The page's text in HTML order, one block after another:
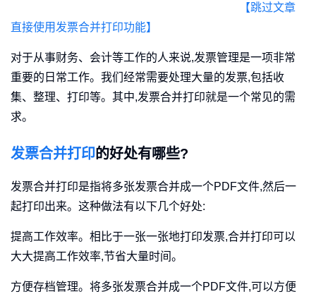
【跳过文章
直接使用发票合并打印功能】
对于从事财务、会计等工作的人来说,发票管理是一项非常
重要的日常工作。我们经常需要处理大量的发票,包括收
集、整理、打印等。其中,发票合并打印就是一个常见的需
求。
发票合并打印 的好处有哪些?
发票合并打印是指将多张发票合并成一个PDF文件,然后一
起打印出来。这种做法有以下几个好处:
提高工作效率。相比于一张一张地打印发票,合并打印可以
大大提高工作效率,节省大量时间。
方便存档管理。将多张发票合并成一个PDF文件,可以方便